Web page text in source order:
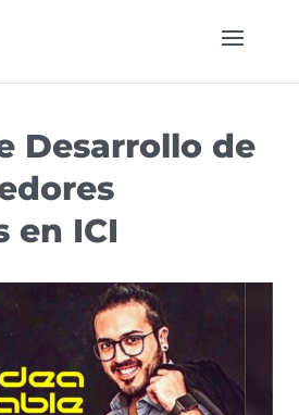
Desarrollo de
en ICI